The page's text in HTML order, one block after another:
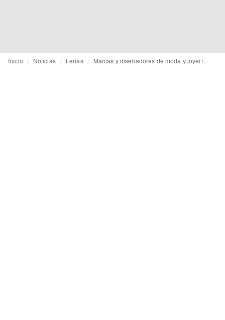
Inicio Noticias Ferias Marcas y diseñadores de moda y joyería colombiana se presentan en la feria Coterie